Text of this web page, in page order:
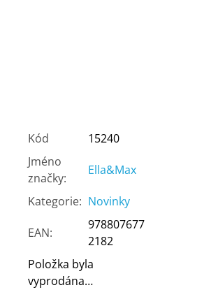
Kód
15240
Jméno
značky:
Ella&Max
Kategorie: Novinky
EAN:
978807677
2182
Položka byla
vyprodána…